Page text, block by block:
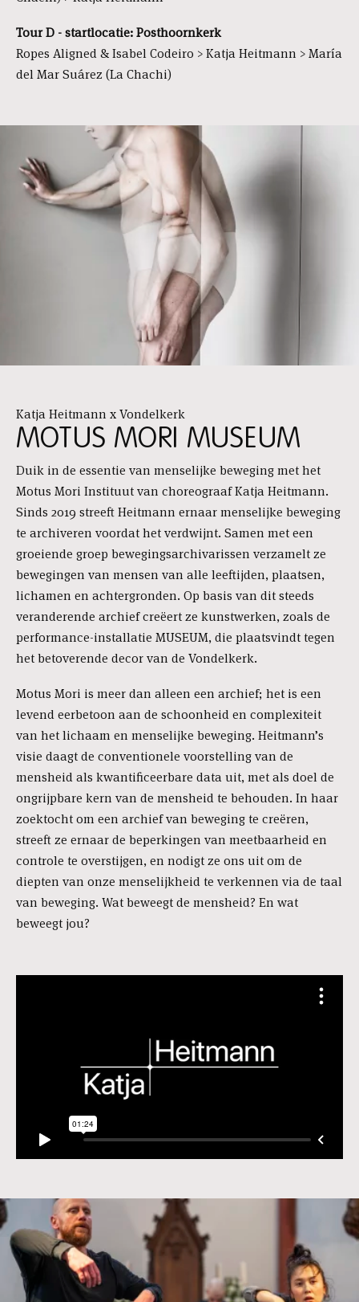
Tour D - startlocatie: Posthoornkerk
Ropes Aligned & Isabel Codeiro > Katja Heitmann > María
del Mar Suárez (La Chachi)
Katja Heitmann x Vondelkerk
MOTUS MORI MUSEUM
Duik in de essentie van menselijke beweging met het
Motus Mori Instituut van choreograaf Katja Heitmann.
Sinds 2019 streeft Heitmann ernaar menselijke beweging
te archiveren voordat het verdwijnt. Samen met een
groeiende groep bewegingsarchivarissen verzamelt ze
bewegingen van mensen van alle leeftijden, plaatsen,
lichamen en achtergronden. Op basis van dit steeds
veranderende archief creëert ze kunstwerken, zoals de
performance-installatie MUSEUM, die plaatsvindt tegen
het betoverende decor van de Vondelkerk.
Motus Mori is meer dan alleen een archief; het is een
levend eerbetoon aan de schoonheid en complexiteit
van het lichaam en menselijke beweging. Heitmann’s
visie daagt de conventionele voorstelling van de
mensheid als kwantificeerbare data uit, met als doel de
ongrijpbare kern van de mensheid te behouden. In haar
zoektocht om een archief van beweging te creëren,
streeft ze ernaar de beperkingen van meetbaarheid en
controle te overstijgen, en nodigt ze ons uit om de
diepten van onze menselijkheid te verkennen via de taal
van beweging. Wat beweegt de mensheid? En wat
beweegt jou?